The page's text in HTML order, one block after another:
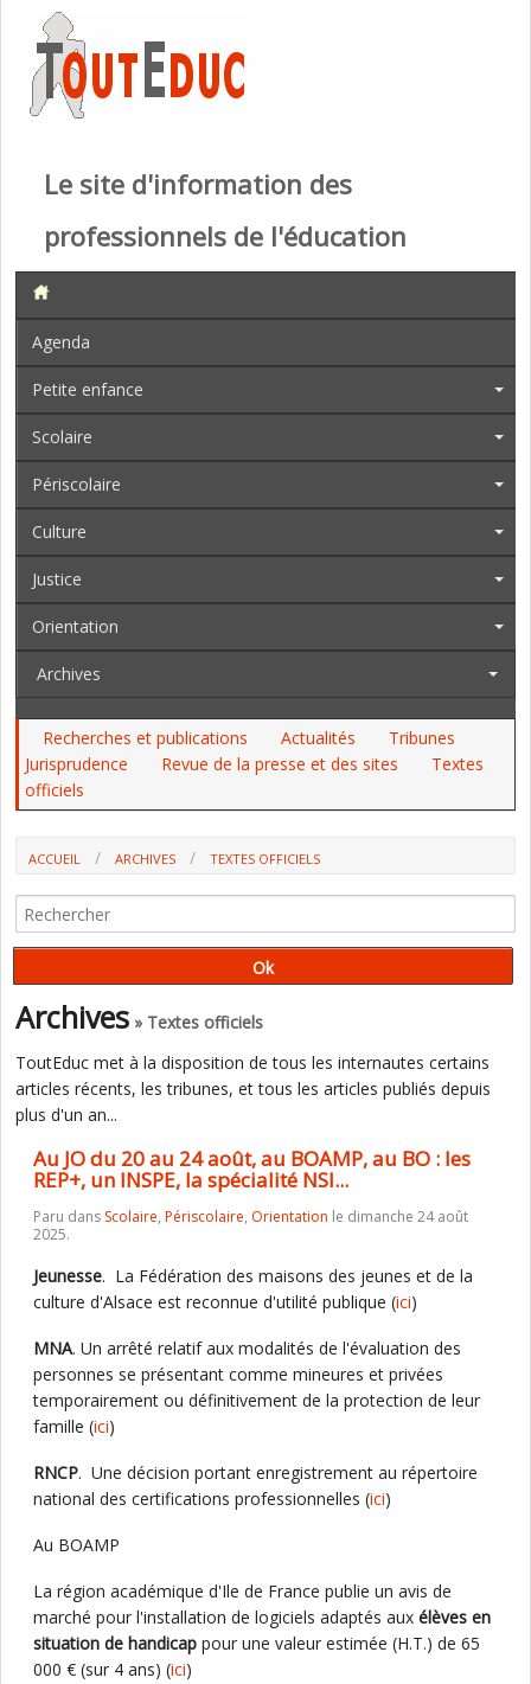
Le site d'information des
professionnels de l'éducation
Agenda
Petite enfance
Scolaire
Périscolaire
Culture
Justice
Orientation
Archives
Recherches et publications Actualités
Tribunes
Jurisprudence
Revue de la presse et des sites
Textes
officiels
ACCUEIL ARCHIVES
TEXTES OFFICIELS
SPÉCIALITÉ NSI...
Archives » Textes officiels
ToutEduc met à la disposition de tous les internautes certains
articles récents, les tribunes, et tous les articles publiés depuis
plus d'un an...
Au JO du 20 au 24 août, au BOAMP, au BO : les
REP+, un INSPE, la spécialité NSI...
Paru dans Scolaire, Périscolaire, Orientation le dimanche 24 août
2025.
Jeunesse. La Fédération des maisons des jeunes et de la
culture d'Alsace est reconnue d'utilité publique (ici)
MNA. Un arrêté relatif aux modalités de l'évaluation des
personnes se présentant comme mineures et privées
temporairement ou définitivement de la protection de leur
famille (ici)
RNCP. Une décision portant enregistrement au répertoire
national des certifications professionnelles (ici)
Au BOAMP
La région académique d'Ile de France publie un avis de
marché pour l'installation de logiciels adaptés aux élèves en
situation de handicap pour une valeur estimée (H.T.) de 65
000 € (sur 4 ans) (ici)